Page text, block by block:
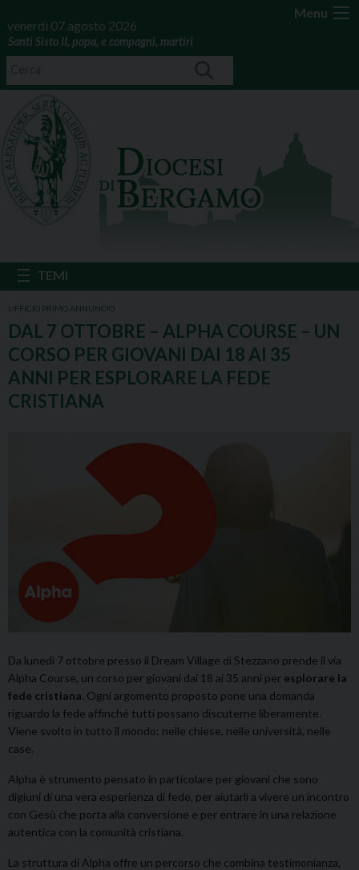
Menu
venerdì 07 agosto 2026
Santi Sisto II, papa, e compagni, martiri
UFFICIO PRIMO ANNUNCIO
DAL 7 OTTOBRE – ALPHA COURSE – UN
CORSO PER GIOVANI DAI 18 AI 35
ANNI PER ESPLORARE LA FEDE
CRISTIANA
Da lunedì 7 ottobre presso il Dream Village di Stezzano prende il via
Alpha Course, un corso per giovani dai 18 ai 35 anni per esplorare la
fede cristiana. Ogni argomento proposto pone una domanda
riguardo la fede affinché tutti possano discuterne liberamente.
Viene svolto in tutto il mondo: nelle chiese, nelle università, nelle
case.
Alpha è strumento pensato in particolare per giovani che sono
digiuni di una vera esperienza di fede, per aiutarli a vivere un incontro
con Gesù che porta alla conversione e per entrare in una relazione
autentica con la comunità cristiana.
La struttura di Alpha offre un percorso che combina testimonianza,